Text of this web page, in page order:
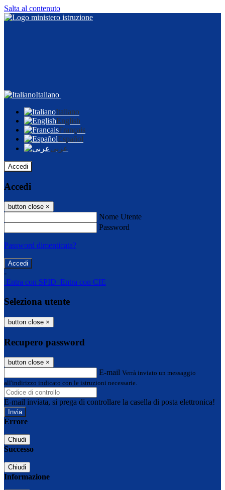
Salta al contenuto
Italiano
Italiano
English
Français
Español
عربى
Accedi
Accedi
button close ×
Nome Utente
Password
Password dimenticata?
-
Entra con SPID Entra con CIE
Seleziona utente
button close ×
Recupero password
button close ×
E-mail Verrà inviato un messaggio
all'indirizzo indicato con le istruzioni necessarie.
E-mail inviata, si prega di controllare la casella di posta elettronica!
Errore
Chiudi
Successo
Chiudi
Informazione